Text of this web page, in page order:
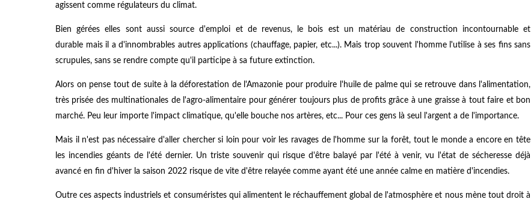
agissent comme régulateurs du climat.
Bien gérées elles sont aussi source d'emploi et de revenus, le bois est un matériau de construction incontournable et
durable mais il a d'innombrables autres applications (chauffage, papier, etc...). Mais trop souvent l'homme l'utilise à ses fins sans
scrupules, sans se rendre compte qu'il participe à sa future extinction.
Alors on pense tout de suite à la déforestation de l'Amazonie pour produire l'huile de palme qui se retrouve dans l'alimentation,
très prisée des multinationales de l'agro-alimentaire pour générer toujours plus de profits grâce à une graisse à tout faire et bon
marché. Peu leur importe l'impact climatique, qu'elle bouche nos artères, etc... Pour ces gens là seul l'argent a de l'importance.
Mais il n'est pas nécessaire d'aller chercher si loin pour voir les ravages de l'homme sur la forêt, tout le monde a encore en tête
les incendies géants de l'été dernier. Un triste souvenir qui risque d'être balayé par l'été à venir, vu l'état de sécheresse déjà
avancé en fin d'hiver la saison 2022 risque de vite d'être relayée comme ayant été une année calme en matière d'incendies.
Outre ces aspects industriels et consuméristes qui alimentent le réchauffement global de l'atmosphère et nous mène tout droit à